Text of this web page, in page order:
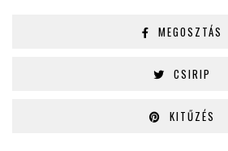
MEGOSZTÁS
CSIRIP
KITŰZÉS